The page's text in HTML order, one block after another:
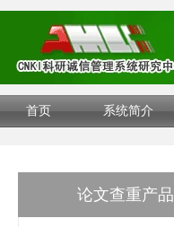
首页 系统简介
论文查重产品